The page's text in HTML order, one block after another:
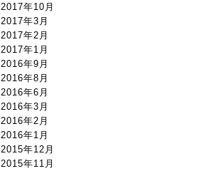
2017年10月
2017年3月
2017年2月
2017年1月
2016年9月
2016年8月
2016年6月
2016年3月
2016年2月
2016年1月
2015年12月
2015年11月